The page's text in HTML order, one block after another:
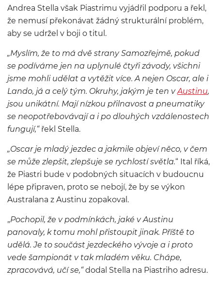
Andrea Stella však Piastrimu vyjádřil podporu a řekl,
že nemusí překonávat žádný strukturální problém,
aby se udržel v boji o titul.
„Myslím, že to má dvě strany Samozřejmě, pokud
se podíváme jen na uplynulé čtyři závody, všichni
jsme mohli udělat a vytěžit více. A nejen Oscar, ale i
Lando, já a celý tým. Okruhy, jakým je ten vAustinu,
jsou unikátní. Mají nízkou přilnavost a pneumatiky
se neopotřebovávají a i po dlouhých vzdálenostech
fungují,“řekl Stella.
„Oscar je mladý jezdec a jakmile objeví něco, v čem
se může zlepšit, zlepšuje se rychlostí světla.“ Ital říká,
že Piastri bude v podobných situacích v budoucnu
lépe připraven, proto se nebojí, že by se výkon
Australana z Austinu zopakoval.
„Pochopil, že v podmínkách, jaké v Austinu
panovaly, k tomu mohl přistoupit jinak. Příště to
udělá. Je to součást jezdeckého vývoje a i proto
vede šampionát v tak mladém věku. Chápe,
zpracovává, učí se,“dodal Stella na Piastriho adresu.